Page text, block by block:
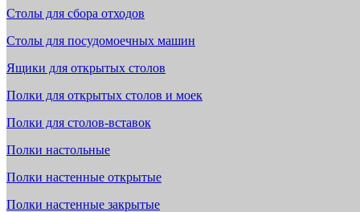
Столы для сбора отходов
Столы для посудомоечных машин
Ящики для открытых столов
Полки для открытых столов и моек
Полки для столов-вставок
Полки настольные
Полки настенные открытые
Полки настенные закрытые